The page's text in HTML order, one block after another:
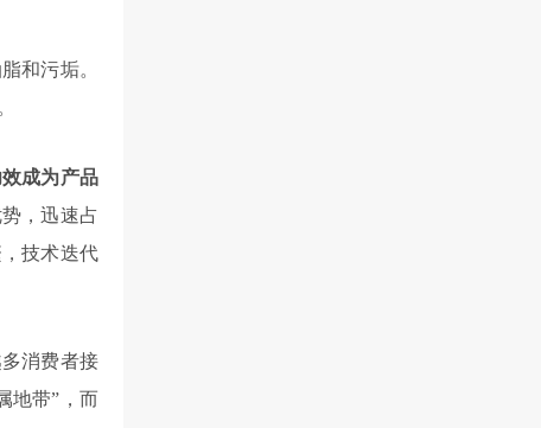
和污垢。
成为产品
，迅速占
技术迭代
消费者接
地带”，而